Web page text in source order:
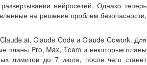
нейросетей. Однако теперь
на решение проблем безопасности,
Claude Code и Claude Cowork. Для
планы Pro, Max, Team и некоторые планы
лимитов до 7 июля, после чего станет